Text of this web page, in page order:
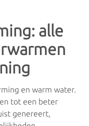
.
alle
en warm water.
tot een beter
genereert,